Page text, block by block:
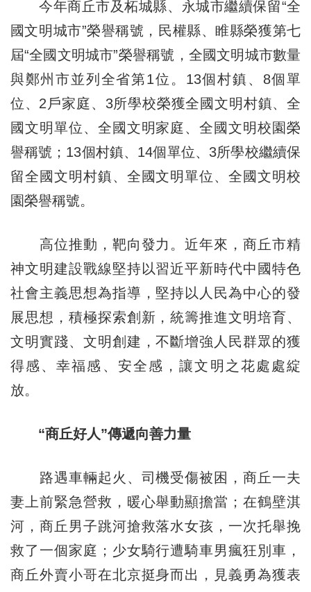
今年商丘市及柘城縣、永城市繼續保留“全
國文明城市”榮譽稱號，民權縣、睢縣榮獲第七
屆“全國文明城市”榮譽稱號，全國文明城市數量
與鄭州市並列全省第1位。13個村鎮、8個單
位、2戶家庭、3所學校榮獲全國文明村鎮、全
國文明單位、全國文明家庭、全國文明校園榮
譽稱號；13個村鎮、14個單位、3所學校繼續保
留全國文明村鎮、全國文明單位、全國文明校
園榮譽稱號。
高位推動，靶向發力。近年來，商丘市精
神文明建設戰線堅持以習近平新時代中國特色
社會主義思想為指導，堅持以人民為中心的發
展思想，積極探索創新，統籌推進文明培育、
文明實踐、文明創建，不斷增強人民群眾的獲
得感、幸福感、安全感，讓文明之花處處綻
放。
“商丘好人”傳遞向善力量
路遇車輛起火、司機受傷被困，商丘一夫
妻上前緊急營救，暖心舉動顯擔當；在鶴壁淇
河，商丘男子跳河搶救落水女孩，一次托舉挽
救了一個家庭；少女騎行遭騎車男瘋狂別車，
商丘外賣小哥在北京挺身而出，見義勇為獲表